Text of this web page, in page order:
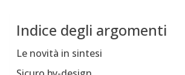
Indice degli argomenti
Le novità in sintesi